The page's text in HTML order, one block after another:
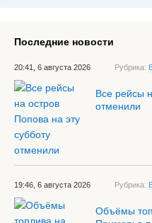
Последние новости
20:41, 6 августа 2026 Рубрика:
Все рейсы
отменили
19:46, 6 августа 2026 Рубрика:
Объёмы